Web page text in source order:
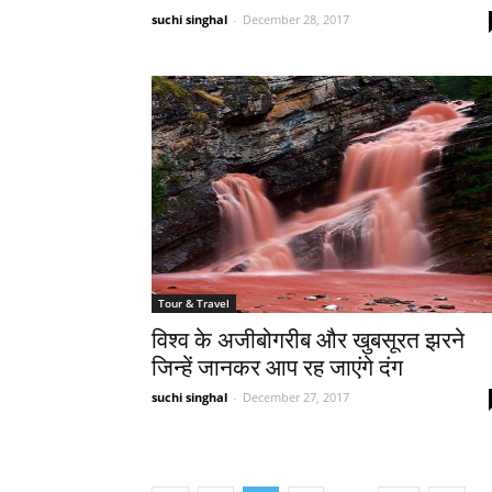
suchi singhal - December 28, 2017
Tour & Travel
विश्व के अजीबोगरीब और खुबसूरत झरने
जिन्हें जानकर आप रह जाएंगे दंग
suchi singhal - December 27, 2017